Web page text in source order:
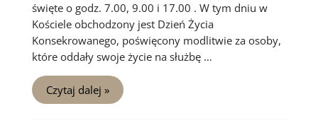
święte o godz. 7.00, 9.00 i 17.00 . W tym dniu w
Kościele obchodzony jest Dzień Życia
Konsekrowanego, poświęcony modlitwie za osoby,
które oddały swoje życie na służbę …
Niedziela
4
zwykła
Czytaj dalej »